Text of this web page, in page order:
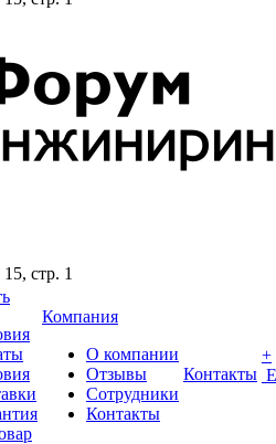
стр. 1
Компания
О компании
Отзывы
Сотрудники
Контакты
Контакты
+